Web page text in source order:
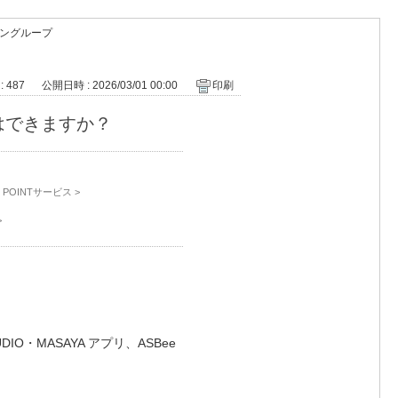
グループ
487 公開日時 : 2026/03/01 00:00 印刷
きますか？
サービス >
・MASAYA アプリ、ASBee